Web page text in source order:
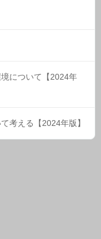
境について【2024年
考える【2024年版】